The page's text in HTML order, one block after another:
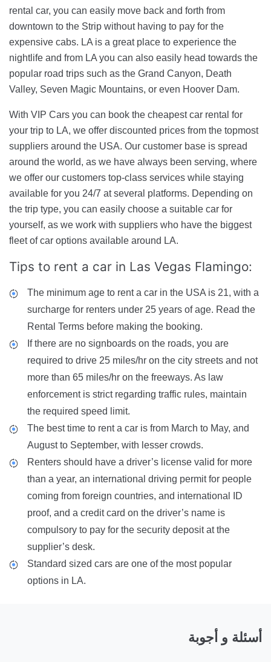
rental car, you can easily move back and forth from
downtown to the Strip without having to pay for the
expensive cabs. LA is a great place to experience the
nightlife and from LA you can also easily head towards the
popular road trips such as the Grand Canyon, Death
Valley, Seven Magic Mountains, or even Hoover Dam.
With VIP Cars you can book the cheapest car rental for
your trip to LA, we offer discounted prices from the topmost
suppliers around the USA. Our customer base is spread
around the world, as we have always been serving, where
we offer our customers top-class services while staying
available for you 24/7 at several platforms. Depending on
the trip type, you can easily choose a suitable car for
yourself, as we work with suppliers who have the biggest
fleet of car options available around LA.
Tips to rent a car in Las Vegas Flamingo:
The minimum age to rent a car in the USA is 21, with a
surcharge for renters under 25 years of age. Read the
Rental Terms before making the booking.
If there are no signboards on the roads, you are
required to drive 25 miles/hr on the city streets and not
more than 65 miles/hr on the freeways. As law
enforcement is strict regarding traffic rules, maintain
the required speed limit.
The best time to rent a car is from March to May, and
August to September, with lesser crowds.
Renters should have a driver’s license valid for more
than a year, an international driving permit for people
coming from foreign countries, and international ID
proof, and a credit card on the driver’s name is
compulsory to pay for the security deposit at the
supplier’s desk.
Standard sized cars are one of the most popular
options in LA.
أسئلة و أجوبة